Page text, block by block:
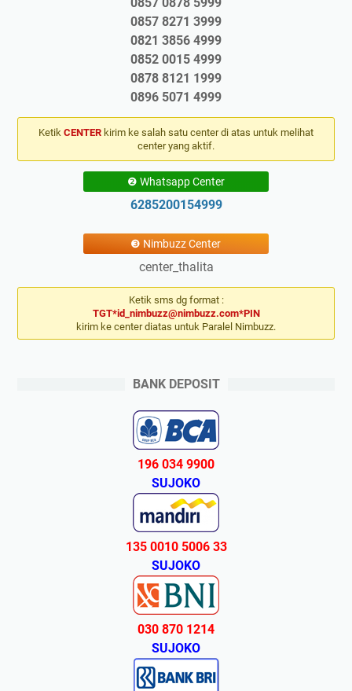
0857 8271 3999
0821 3856 4999
0852 0015 4999
0878 8121 1999
0896 5071 4999
Ketik CENTER kirim ke salah satu center di atas untuk melihat
center yang aktif.
❷ Whatsapp Center
6285200154999
❸ Nimbuzz Center
center_thalita
Ketik sms dg format :
TGT*id_nimbuzz@nimbuzz.com*PIN
kirim ke center diatas untuk Paralel Nimbuzz.
BANK DEPOSIT
196 034 9900
SUJOKO
135 0010 5006 33
SUJOKO
030 870 1214
SUJOKO